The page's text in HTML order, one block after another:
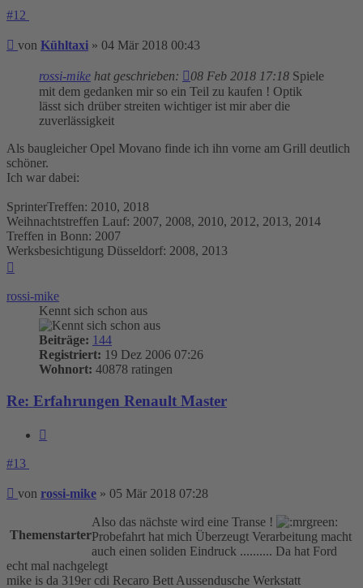
#12
Beitrag
von Kühltaxi » 04 Mär 2018 00:43
rossi-mike hat geschrieben: 08 Feb 2018 17:18 Spiele
mit dem gedanken mir so ein Teil zu kaufen ! Optik
lässt sich drüber streiten wichtiger ist mir aber die
zuverlässigkeit
Als baugleicher Opel Movano finde ich ihn vorne am Grill deutlich
schöner.
Ich war dabei:
SprinterTreffen: 2010, 2018
Weihnachtstreffen Lauf: 2007, 2008, 2010, 2012, 2013, 2014
Treffen in Bonn: 2007
Werksbesichtigung Düsseldorf: 2008, 2013
rossi-mike
Kennt sich schon aus
Beiträge: 144
Registriert: 19 Dez 2006 07:26
Wohnort: 40878 ratingen
Re: Erfahrungen Renault Master
#13
Beitrag
von rossi-mike » 05 Mär 2018 07:28
Themenstarter
Also das nächste wird eine Transe !
Probefahrt hat mich Überzeugt Verarbeitung macht
auch einen soliden Eindruck .......... Da hat Ford
echt mal nachgelegt
mike is da 319er cdi Recaro Bett Aussendusche Werkstatt